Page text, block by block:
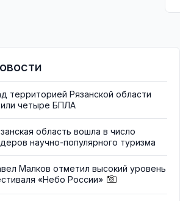
территорией Рязанской области
четыре БПЛА
область вошла в число
научно-популярного туризма
Малков отметил высокий уровень
«Небо России»